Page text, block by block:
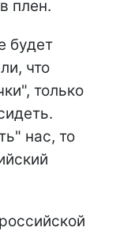
плен.
будет
что
только
нас, то